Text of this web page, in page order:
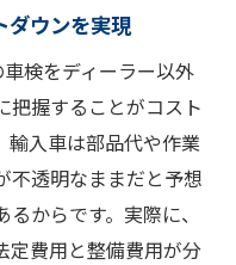
ダウンを実現
検をディーラー以外
把握することがコスト
輸入車は部品代や作業
不透明なままだと予想
からです。実際に、
定費用と整備費用が分